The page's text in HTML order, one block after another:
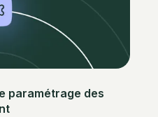
paramétrage des